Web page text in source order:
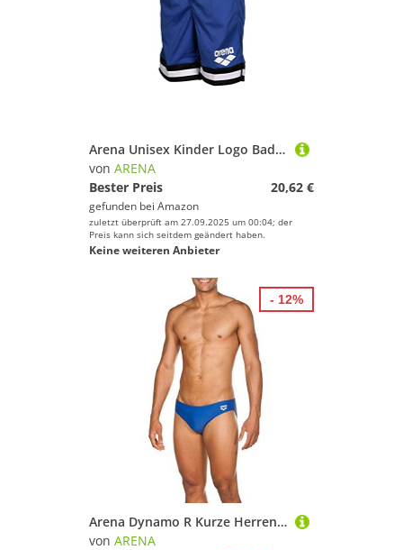
Arena Unisex Kinder Logo Badeshorts, Royal, 116
von ARENA
Bester Preis
20,62 €
gefunden bei Amazon
zuletzt überprüft am 27.09.2025 um 00:04; der
Preis kann sich seitdem geändert haben.
Keine weiteren Anbieter
Arena Dynamo R Kurze Herren-Badehose, Herrenbadehose Schnelltrocknend, Chlor- und Salzwasser-Beständiges Maxfit Eco-Gewebe, UPF 50+ UV-Schutz
von ARENA
- 12%